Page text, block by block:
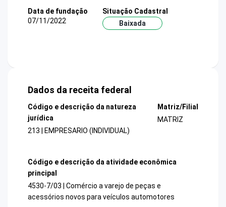
Data de fundação
07/11/2022
Situação Cadastral
Baixada
Dados da receita federal
Código e descrição da natureza
jurídica
213 | EMPRESARIO (INDIVIDUAL)
Matriz/Filial
MATRIZ
Código e descrição da atividade econômica
principal
4530-7/03 | Comércio a varejo de peças e
acessórios novos para veículos automotores